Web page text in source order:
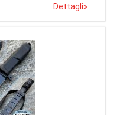
Dettagli»